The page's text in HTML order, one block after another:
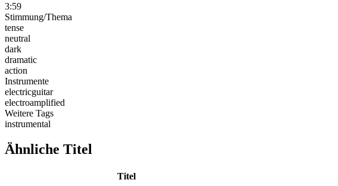
3:59
Stimmung/Thema
tense
neutral
dark
dramatic
action
Instrumente
electricguitar
electroamplified
Weitere Tags
instrumental
Ähnliche Titel
Titel